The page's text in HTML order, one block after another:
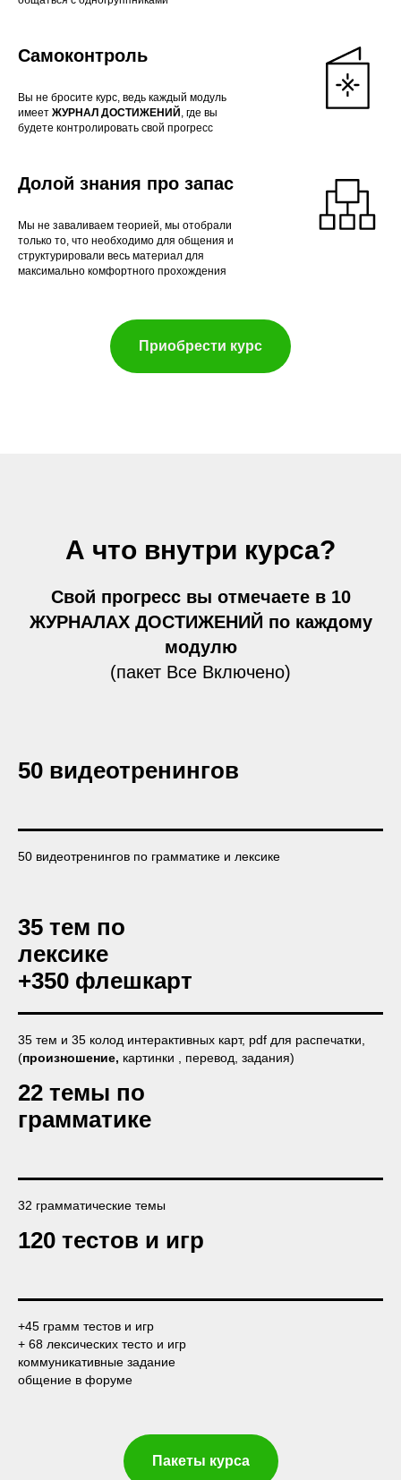
Самоконтроль
Вы не бросите курс, ведь каждый модуль
имеет ЖУРНАЛ ДОСТИЖЕНИЙ , где вы
будете контролировать свой прогресс
Долой знания про запас
Мы не заваливаем теорией, мы отобрали
только то, что необходимо для общения и
структурировали весь материал для
максимально комфортного прохождения
Приобрести курс
А что внутри курса?
Свой прогресс вы отмечаете в 10
ЖУРНАЛАХ ДОСТИЖЕНИЙ по каждому
модулю
(пакет Все Включено)
50 видеотренингов
50 видеотренингов по грамматике и лексике
35 тем по
лексике
+350 флешкарт
35 тем и 35 колод интерактивных карт, pdf для распечатки,
(произношение, картинки , перевод, задания)
22 темы по
грамматике
32 грамматические темы
120 тестов и игр
+45 грамм тестов и игр
+ 68 лексических тесто и игр
коммуникативные задание
общение в форуме
Пакеты курса